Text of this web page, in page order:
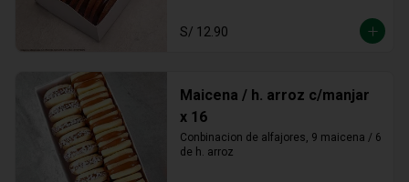
S/ 12.90
Maicena / h. arroz c/manjar
x 16
Conbinacion de alfajores, 9 maicena / 6
de h. arroz